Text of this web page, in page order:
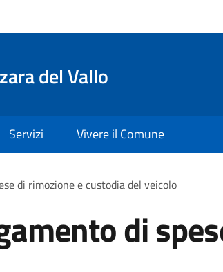
del Vallo
Servizi Vivere il Comune
di rimozione e custodia del veicolo
di